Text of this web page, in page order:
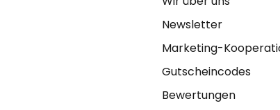
Newsletter
Marketing-
Gutscheincodes
Bewertungen